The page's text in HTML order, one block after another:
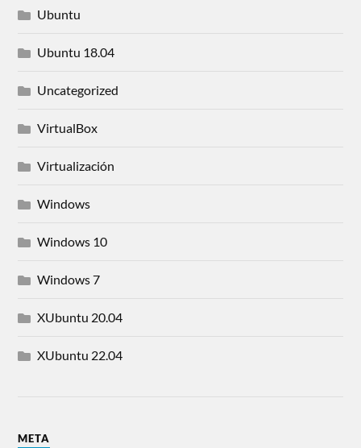
Ubuntu
Ubuntu 18.04
Uncategorized
VirtualBox
Virtualización
Windows
Windows 10
Windows 7
XUbuntu 20.04
XUbuntu 22.04
META